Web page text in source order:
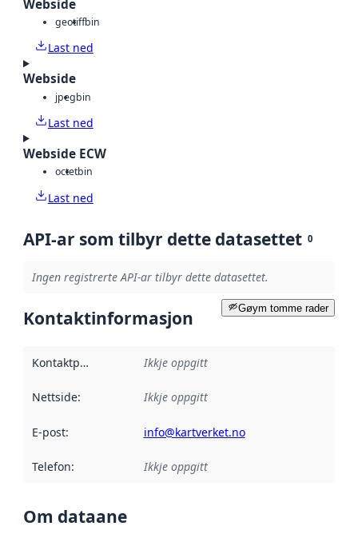
Webside
geotiffbin
Last ned
Webside
jpegbin
Last ned
Webside ECW
octetbin
Last ned
API-ar som tilbyr dette datasettet 0
Ingen registrerte API-ar tilbyr dette datasettet.
Gøym tomme rader
Kontaktinformasjon
Kontaktpunkt Ikkje oppgitt
Nettside: Ikkje oppgitt
E-post: info@kartverket.no
Telefon: Ikkje oppgitt
Om dataane